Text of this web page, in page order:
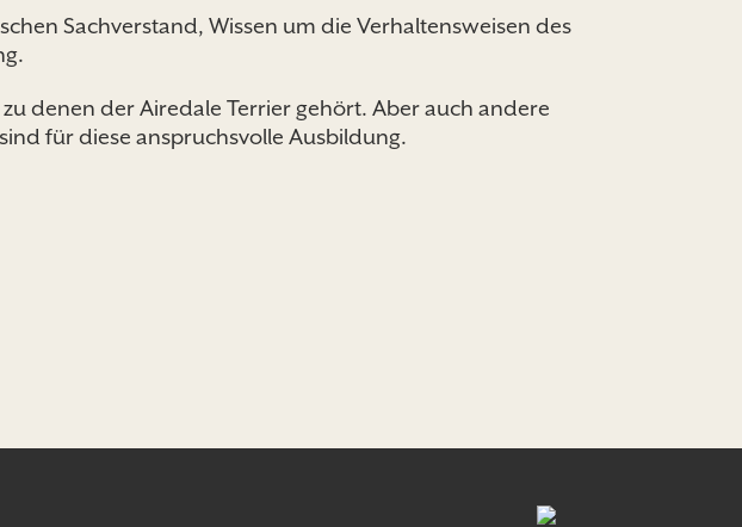
Sachverstand, Wissen um die Verhaltensweisen des
denen der Airedale Terrier gehört. Aber auch andere
für diese anspruchsvolle Ausbildung.